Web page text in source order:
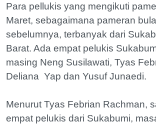
Para pellukis yang mengikuti
Maret, sebagaimana pameran
sebelumnya, terbanyak dari
Barat. Ada empat pelukis
masing Neng Susilawati, Tyas
Deliana Yap dan Yusuf Junaedi.
Menurut Tyas Febrian Rachman,
empat pelukis dari Sukabumi,